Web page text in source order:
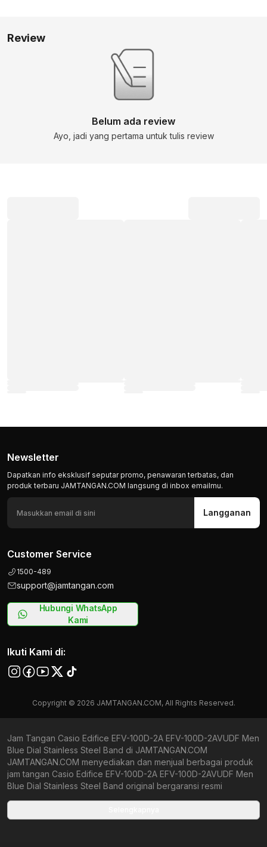
Newsletter
Dapatkan info eksklusif seputar promo, penawaran terbatas, dan
produk terbaru JAMTANGAN.COM langsung di inbox emailmu.
Langganan
Customer Service
1500-489
support@jamtangan.com
Hubungi WhatsApp
Kami
Ikuti Kami di:
Copyright © 2026 JAMTANGAN.COM, All Rights Reserved.
Jam Tangan Casio Edifice EFV-100D-2A EFV-100D-2AVUDF Men
Blue Dial Stainless Steel Band di JAMTANGAN.COM
JAMTANGAN.COM menyediakan dan menjual berbagai produk
jam tangan Casio Edifice EFV-100D-2A EFV-100D-2AVUDF Men
Blue Dial Stainless Steel Band original bergaransi resmi
pelanggan. JAMTANGAN.COM menjamin produk-produk yang
Review
Belum ada review
Ayo, jadi yang pertama untuk tulis review